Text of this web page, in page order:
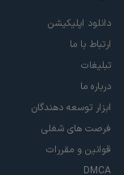
دانلود اپلیکیشن
ارتباط با ما
تبلیغات
درباره ما
ابزار توسعه دهندگان
فرصت های شغلی
قوانین و مقررات
DMCA